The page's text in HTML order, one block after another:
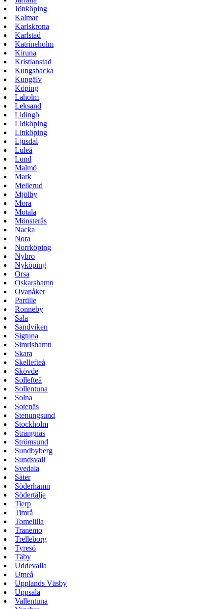
Jönköping
Kalmar
Karlskrona
Karlstad
Katrineholm
Kiruna
Kristianstad
Kungsbacka
Kungälv
Köping
Laholm
Leksand
Lidingö
Lidköping
Linköping
Ljusdal
Luleå
Lund
Malmö
Mark
Mellerud
Mjölby
Mora
Motala
Mönsterås
Nacka
Nora
Norrköping
Nybro
Nyköping
Orsa
Oskarshamn
Ovanåker
Partille
Ronneby
Sala
Sandviken
Sigtuna
Simrishamn
Skara
Skellefteå
Skövde
Sollefteå
Sollentuna
Solna
Sotenäs
Stenungsund
Stockholm
Strängnäs
Strömsund
Sundbyberg
Sundsvall
Svedala
Säter
Söderhamn
Södertälje
Tierp
Timrå
Tomelilla
Tranemo
Trelleborg
Tyresö
Täby
Uddevalla
Umeå
Upplands Väsby
Uppsala
Vallentuna